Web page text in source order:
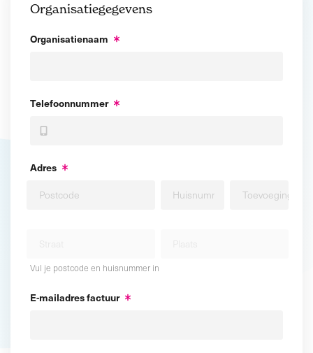
Organisatiegegevens
Organisatienaam
Telefoonnummer
Adres
Vul je postcode en huisnummer in
E-mailadres factuur